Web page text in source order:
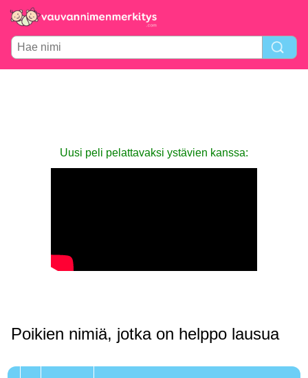
Uusi peli pelattavaksi ystävien kanssa:
Poikien nimiä, jotka on helppo lausua